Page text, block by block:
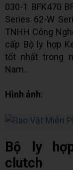
030-1 BFK470
Series 62-W
TNHH Công
cấp Bộ ly hợp
tốt nhất trong
Nam..
Hình ảnh:
Bộ ly
clutch